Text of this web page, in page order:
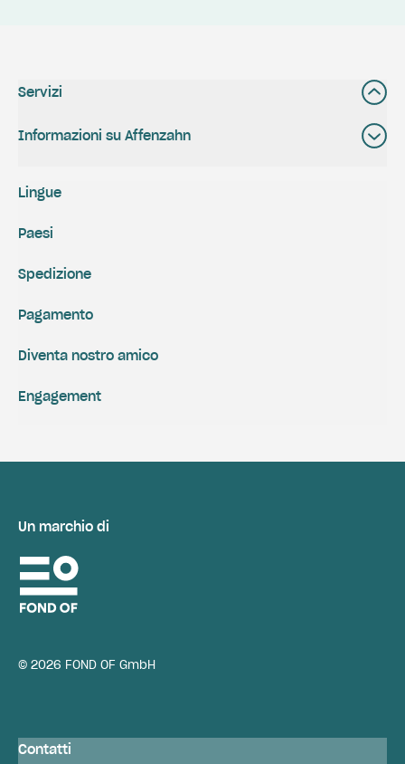
Servizi
Informazioni su Affenzahn
Spedizione
Pagamento
Engagement
Diventa nostro amico
Lingue
Paesi
Un marchio di
© 2026 FOND OF GmbH
Contatti